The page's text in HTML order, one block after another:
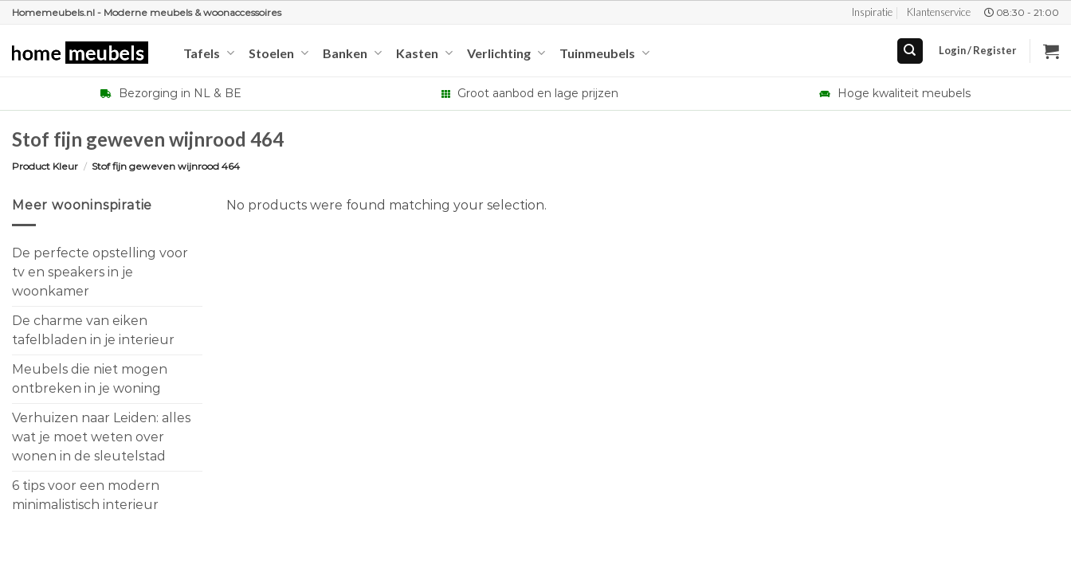
Ga
inhoud
Homemeubels.nl - Moderne meubels & woonaccessoires Inspiratie Klantenservice 08:30 - 21:00
Tafels Stoelen Banken Kasten Verlichting Tuinmeubels Login / Register
Bezorging in NL & BE Groot aanbod en lage prijzen Hoge kwaliteit meubels
Stof fijn geweven wijnrood 464
Product Kleur / Stof fijn geweven wijnrood 464
Meer wooninspiratie
De perfecte opstelling voor
tv en speakers in je
woonkamer
De charme van eiken
tafelbladen in je interieur
Meubels die niet mogen
ontbreken in je woning
Verhuizen naar Leiden: alles
wat je moet weten over
wonen in de sleutelstad
6 tips voor een modern
minimalistisch interieur
No products were found matching your selection.